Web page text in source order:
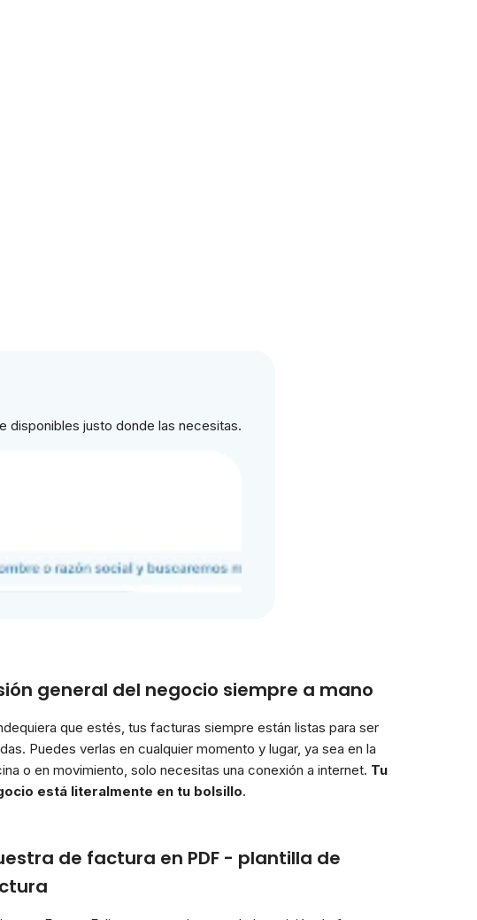
disponibles justo donde las necesitas.
general del negocio siempre a mano
que estés, tus facturas siempre están listas para ser
Puedes verlas en cualquier momento y lugar, ya sea en la
o en movimiento, solo necesitas una conexión a internet. Tu
está literalmente en tu bolsillo.
de factura en PDF - plantilla de